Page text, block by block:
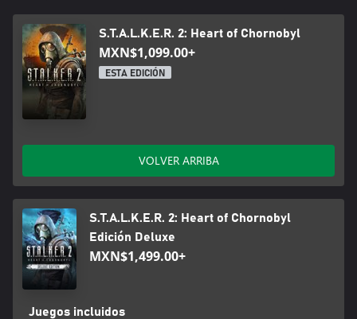
que portas en la pistolera, son tus agallas, tu tenacidad y tus
reflejos. ¡Tenlo en cuenta cuando te adentres en el corazón de
Chernóbil!
Ciertas características del juego, incluidos los mods, pueden no
ser accesibles para las cuentas de menores en Xbox. En Xbox se
salvo que las leyes locales especifiquen lo contrario.
S.T.A.L.K.E.R. 2: Heart of Chornobyl
MXN$1,099.00+
ESTA EDICIÓN
VOLVER ARRIBA
S.T.A.L.K.E.R. 2: Heart of Chornobyl
Edición Deluxe
MXN$1,499.00+
Juegos incluidos